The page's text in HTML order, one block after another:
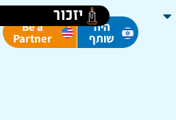
יזכור
היה
שותף
Be a
Partner